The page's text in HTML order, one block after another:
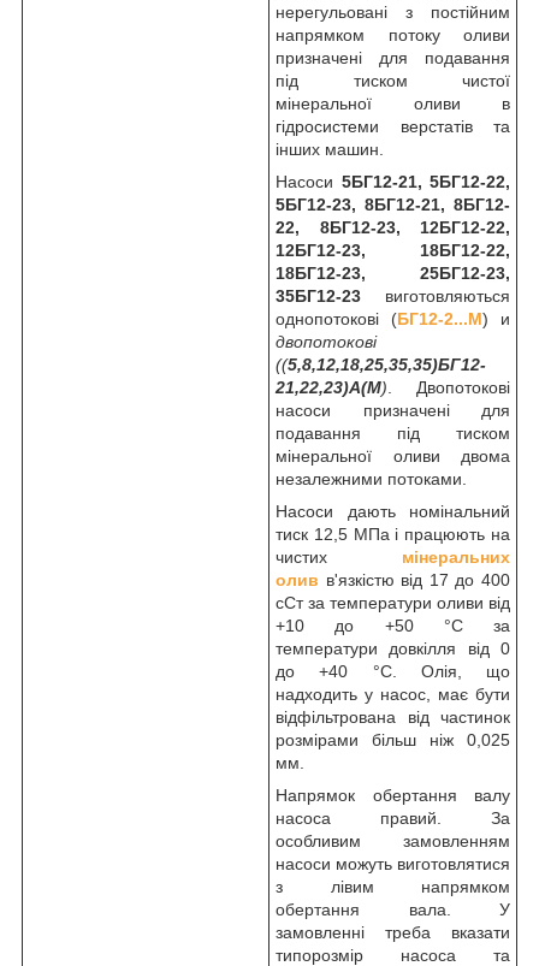
нерегульовані з постійним
напрямком потоку оливи
призначені для подавання
під тиском чистої
мінеральної оливи в
гідросистеми верстатів та
інших машин.
Насоси 5БГ12-21, 5БГ12-22,
5БГ12-23, 8БГ12-21, 8БГ12-
22, 8БГ12-23, 12БГ12-22,
12БГ12-23, 18БГ12-22,
18БГ12-23, 25БГ12-23,
35БГ12-23 виготовляються
однопотокові (БГ12-2...М) и
двопотокові
((5,8,12,18,25,35,35)БГ12-
21,22,23)А(М) . Двопотокові
насоси призначені для
подавання під тиском
мінеральної оливи двома
незалежними потоками.
Насоси дають номінальний
тиск 12,5 МПа і працюють на
чистих мінеральних
олив в'язкістю від 17 до 400
сСт за температури оливи від
+10 до +50 °C за
температури довкілля від 0
до +40 °C. Олія, що
надходить у насос, має бути
відфільтрована від частинок
розмірами більш ніж 0,025
мм.
Напрямок обертання валу
насоса правий. За
особливим замовленням
насоси можуть виготовлятися
з лівим напрямком
обертання вала. У
замовленні треба вказати
типорозмір насоса та